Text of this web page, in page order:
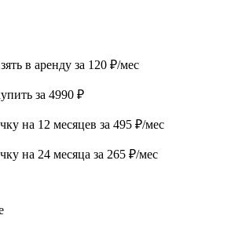
в аренду за 120 ₽/мес
за 4990 ₽
на 12 месяцев за 495 ₽/мес
на 24 месяца за 265 ₽/мес